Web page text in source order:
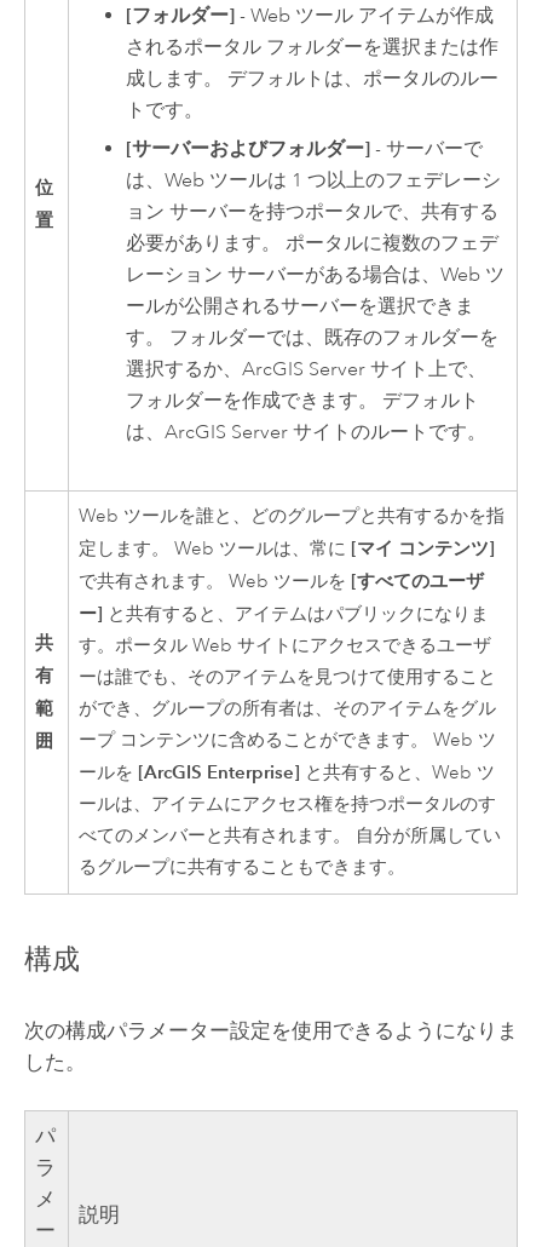
位
置
[フォルダー] - Web ツール アイテムが作成
されるポータル フォルダーを選択または作
成します。 デフォルトは、ポータルのルー
トです。
[サーバーおよびフォルダー] - サーバーで
は、Web ツールは 1 つ以上のフェデレーシ
ョン サーバーを持つポータルで、共有する
必要があります。 ポータルに複数のフェデ
レーション サーバーがある場合は、Web ツ
ールが公開されるサーバーを選択できま
す。 フォルダーでは、既存のフォルダーを
選択するか、ArcGIS Server サイト上で、
フォルダーを作成できます。 デフォルト
は、ArcGIS Server サイトのルートです。
共
有
範
囲
Web ツールを誰と、どのグループと共有するかを指
定します。 Web ツールは、常に [マイ コンテンツ]
で共有されます。 Web ツールを [すべてのユーザ
ー] と共有すると、アイテムはパブリックになりま
す。ポータル Web サイトにアクセスできるユーザ
ーは誰でも、そのアイテムを見つけて使用すること
ができ、グループの所有者は、そのアイテムをグル
ープ コンテンツに含めることができます。 Web ツ
ールを [ArcGIS Enterprise] と共有すると、Web ツ
ールは、アイテムにアクセス権を持つポータルのす
べてのメンバーと共有されます。 自分が所属してい
るグループに共有することもできます。
構成
次の構成パラメーター設定を使用できるようになりま
した。
パ
ラ
メ
ー
説明